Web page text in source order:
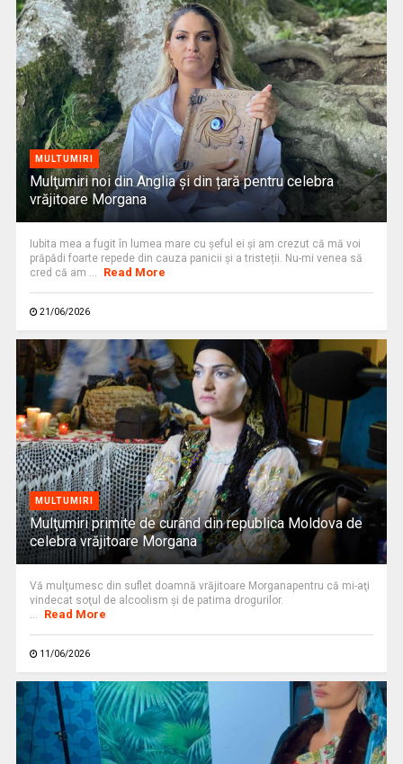
MULTUMIRI
Mulţumiri noi din Anglia și din țară pentru celebra
vrăjitoare Morgana
Iubita mea a fugit în lumea mare cu şeful ei şi am crezut că mă voi
prăpădi foarte repede din cauza panicii și a tristeții. Nu-mi venea să
cred că am ...
Read More
21/06/2026
MULTUMIRI
Mulţumiri primite de curând din republica Moldova de
celebra vrăjitoare Morgana
Vă mulţumesc din suflet doamnă vrăjitoare Morganapentru că mi-aţi
vindecat soţul de alcoolism şi de patima drogurilor.
...
Read More
11/06/2026